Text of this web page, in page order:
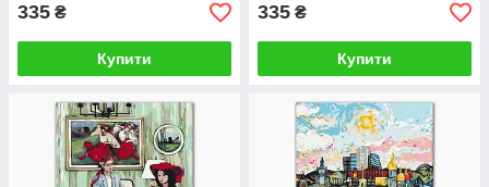
335 ₴
Купити
335 ₴
Купити